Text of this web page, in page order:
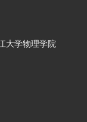
大学物理学院